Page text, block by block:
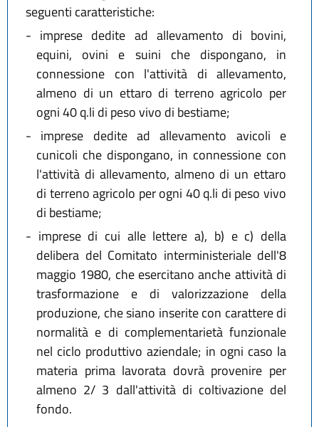
seguenti caratteristiche:
- imprese dedite ad allevamento di bovini,
equini, ovini e suini che dispongano, in
connessione con l'attività di allevamento,
almeno di un ettaro di terreno agricolo per
ogni 40 q.li di peso vivo di bestiame;
- imprese dedite ad allevamento avicoli e
cunicoli che dispongano, in connessione con
l'attività di allevamento, almeno di un ettaro
di terreno agricolo per ogni 40 q.li di peso vivo
di bestiame;
- imprese di cui alle lettere a), b) e c) della
delibera del Comitato interministeriale dell'8
maggio 1980, che esercitano anche attività di
trasformazione e di valorizzazione della
produzione, che siano inserite con carattere di
normalità e di complementarietà funzionale
nel ciclo produttivo aziendale; in ogni caso la
materia prima lavorata dovrà provenire per
almeno 2/ 3 dall'attività di coltivazione del
fondo.